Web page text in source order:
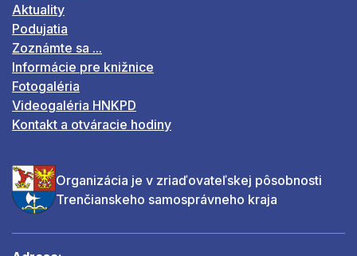
Aktuality
Podujatia
Zoznámte sa ...
Informácie pre knižnice
Fotogaléria
Videogaléria HNKPD
Kontakt a otváracie hodiny
Organizácia je v zriaďovateľskej pôsobnosti
Trenčianskeho samosprávneho kraja